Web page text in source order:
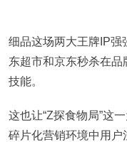
细品这场两大王牌IP强
东超市和京东秒杀在
技能。
这也让“Z探食物局”这
碎片化营销环境中用户